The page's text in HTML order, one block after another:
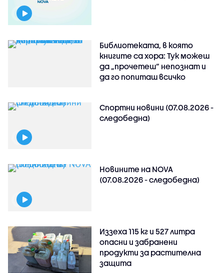
Библиотеката, в която
книгите са хора: Тук можеш
да „прочетеш“ непознат и
да го попиташ всичко
Спортни новини (07.08.2026 -
следобедна)
Новините на NOVA
(07.08.2026 - следобедна)
Иззеха 115 кг и 527 литра
опасни и забранени
продукти за растителна
защита